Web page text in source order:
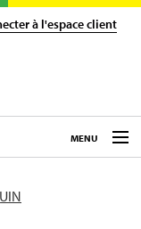
à l'espace client
MENU